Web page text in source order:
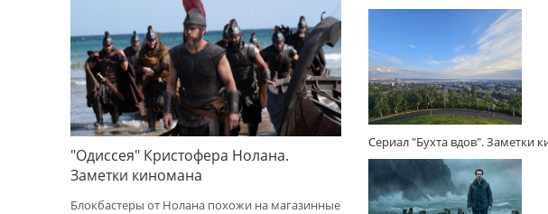
"Одиссея" Кристофера Нолана.
Заметки киномана
Блокбастеры от Нолана похожи на магазинные
Сериал "Бухта вдов". Заметки